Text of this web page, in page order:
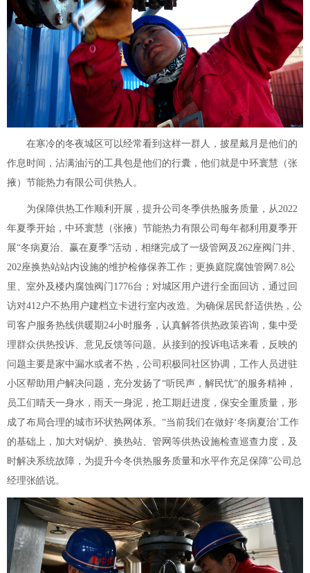
在寒冷的冬夜城区可以经常看到这样一群人，披星戴月是他们的
作息时间，沾满油污的工具包是他们的行囊，他们就是中环寰慧（张
掖）节能热力有限公司供热人。
为保障供热工作顺利开展，提升公司冬季供热服务质量，从2022
年夏季开始，中环寰慧（张掖）节能热力有限公司每年都利用夏季开
展“冬病夏治、赢在夏季”活动，相继完成了一级管网及262座阀门井、
202座换热站站内设施的维护检修保养工作；更换庭院腐蚀管网7.8公
里、室外及楼内腐蚀阀门1776台；对城区用户进行全面回访，通过回
访对412户不热用户建档立卡进行室内改造。为确保居民舒适供热，公
司客户服务热线供暖期24小时服务，认真解答供热政策咨询，集中受
理群众供热投诉、意见反馈等问题。从接到的投诉电话来看，反映的
问题主要是家中漏水或者不热，公司积极同社区协调，工作人员进驻
小区帮助用户解决问题，充分发扬了“听民声，解民忧”的服务精神，
员工们晴天一身水，雨天一身泥，抢工期赶进度，保安全重质量，形
成了布局合理的城市环状热网体系。“当前我们在做好‘冬病夏治’工作
的基础上，加大对锅炉、换热站、管网等供热设施检查巡查力度，及
时解决系统故障，为提升今冬供热服务质量和水平作充足保障”公司总
经理张皓说。